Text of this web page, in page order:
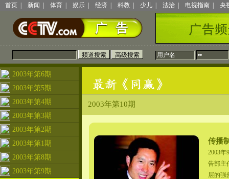
首页 新闻 体育 娱乐 经济 科教 少儿 法治 电视指南 央
2003年第6期
2003年第5期
2003年第4期
2003年第3期
2003年第2期
2003年第1期
2003年第8期
2003年第9期
2003年第10期
传播
2003年
告部主
层的强